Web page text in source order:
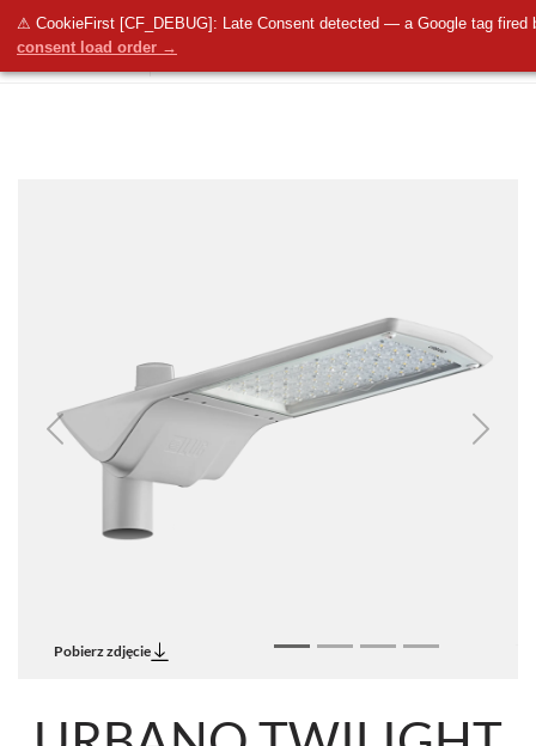
⚠ CookieFirst [CF_DEBUG]: Late Consent detected — a Google tag fired
consent load order →
Previous Next
Pobierz zdjęcie